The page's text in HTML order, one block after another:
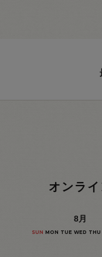
オンラ
8月
SUN MON TUE WED THU